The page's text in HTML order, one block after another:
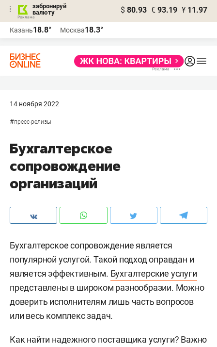
забронируй
валюту
$ 80.93 € 93.19 ¥ 11.97
Казань18.8° Москва18.3°
14 ноября 2022
#пресс-релизы
Бухгалтерское
сопровождение
организаций
Бухгалтерское сопровождение является
популярной услугой. Такой подход оправдан и
является эффективным. Бухгалтерские услуги
представлены в широком разнообразии. Можно
доверить исполнителям лишь часть вопросов
или весь комплекс задач.
Как найти надежного поставщика услуги? Важно